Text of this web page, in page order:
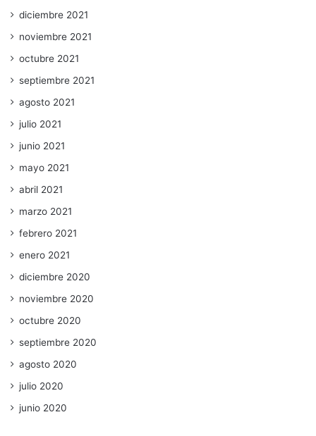
diciembre 2021
noviembre 2021
octubre 2021
septiembre 2021
agosto 2021
julio 2021
junio 2021
mayo 2021
abril 2021
marzo 2021
febrero 2021
enero 2021
diciembre 2020
noviembre 2020
octubre 2020
septiembre 2020
agosto 2020
julio 2020
junio 2020